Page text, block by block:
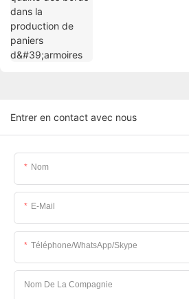
Entrer en contact avec nous
Nom
E-Mail
Téléphone/WhatsApp/Skype
Nom De La Compagnie